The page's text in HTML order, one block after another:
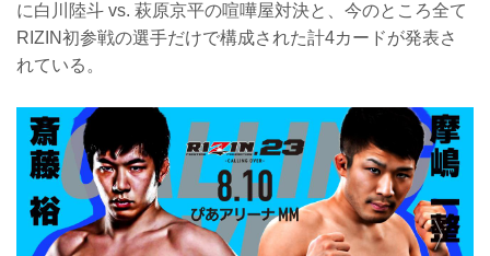
に白川陸斗 vs. 萩原京平の喧嘩屋対決と、今のところ全て
RIZIN初参戦の選手だけで構成された計4カードが発表さ
れている。